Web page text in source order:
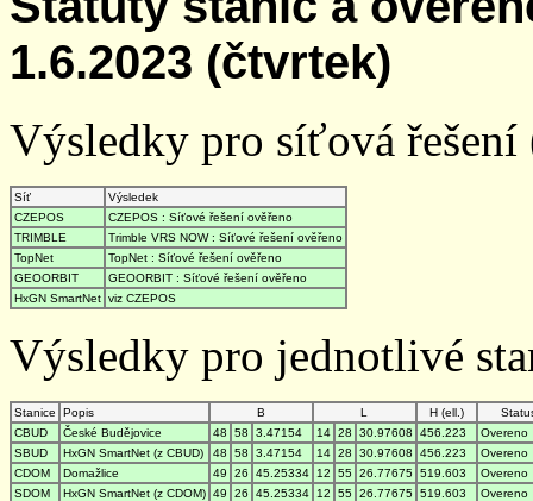
1.6.2023 (čtvrtek)
Výsledky pro síťová
Síť
Výsledek
CZEPOS
CZEPOS : Síťové řešení ověřeno
TRIMBLE
Trimble VRS NOW : Síťové řešení ověřeno
TopNet
TopNet : Síťové řešení ověřeno
GEOORBIT
GEOORBIT : Síťové řešení ověřeno
HxGN SmartNet viz CZEPOS
Výsledky pro jednotlivé
Stanice Popis B L H (ell.)
CBUD
České Budějovice 48 58 3.47154 14 28 30.97608 456.223
Overeno
SBUD
HxGN SmartNet (z CBUD) 48 58 3.47154 14 28 30.97608 456.223
Overeno
CDOM
Domažlice 49 26 45.25334 12 55 26.77675 519.603
Overeno
SDOM
HxGN SmartNet (z CDOM) 49 26 45.25334 12 55 26.77675 519.603
Overeno